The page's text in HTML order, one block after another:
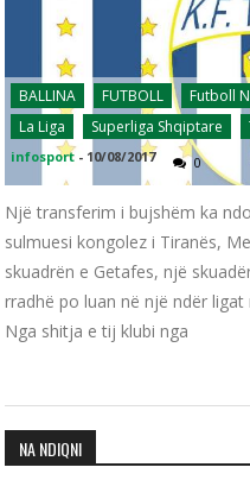
BALLINA FUTBOLL Futboll
La Liga
Superliga Shqiptare
infosport - 10/08/2017 0
Një transferim i bujshëm ka
sulmuesi kongolez i Tiranës,
skuadrën e Getafes, një
rradhë po luan në një ndër
Nga shitja e tij klubi nga
NA NDIQNI